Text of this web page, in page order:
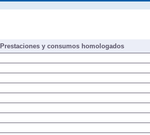
Prestaciones y consumos homologados